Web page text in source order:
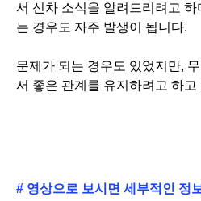
서 신차 소식을 알려드리려고 하
는 경우도 자주 발생이 됩니다.
문제가 되는 경우도 있었지만,
서 좋은 관계를 유지하려고 하고
# 영상으로 보시면 세부적인 정